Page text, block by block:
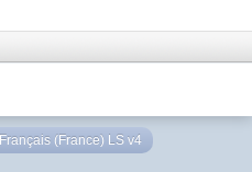
Français (France) LS v4